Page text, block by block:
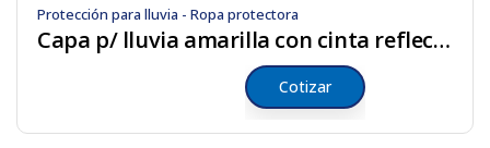
Protección para lluvia - Ropa protectora
Capa p/ lluvia amarilla con cinta reflectiva de 2 PZS
Cotizar